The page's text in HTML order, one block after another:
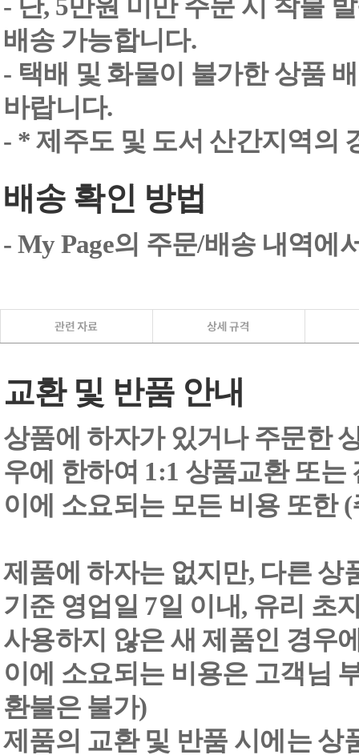
- 단, 5만원 미만 주문 시 착불
배송 가능합니다.
- 택배 및 화물이 불가한 상품
바랍니다.
- * 제주도 및 도서 산간지역의
배송 확인 방법
- My Page의 주문/배송 내역에
교환 및 반품 안내
상품에 하자가 있거나 주문한
우에 한하여 1:1 상품교환 또는
이에 소요되는 모든 비용 또한
제품에 하자는 없지만, 다른 상
기준 영업일 7일 이내, 유리 초
사용하지 않은 새 제품인 경우
이에 소요되는 비용은 고객님
환불은 불가)
제품의 교환 및 반품 시에는 상